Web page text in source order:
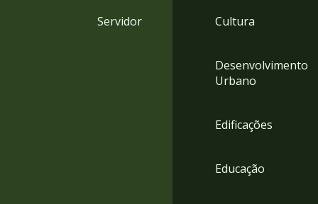
Servidor Cultura
Desenvolvimento
Urbano
Edificações
Educação